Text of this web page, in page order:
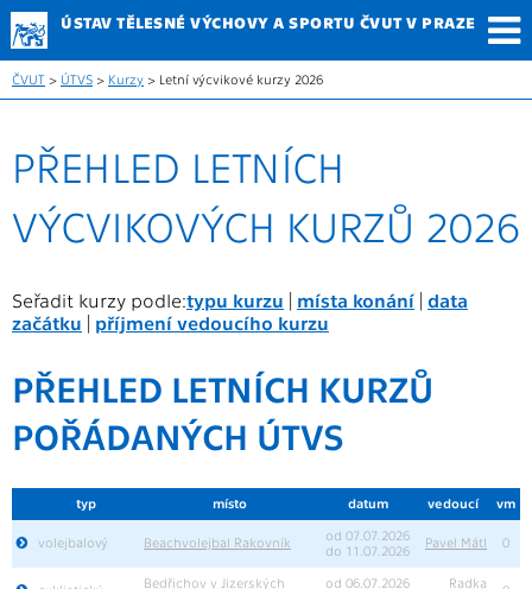
ÚSTAV TĚLESNÉ VÝCHOVY A SPORTU ČVUT V PRAZE
ČVUT > ÚTVS > Kurzy > Letní výcvikové kurzy 2026
PŘEHLED LETNÍCH
VÝCVIKOVÝCH KURZŮ 2026
Seřadit kurzy podle:typu kurzu | místa konání | data
začátku | příjmení vedoucího kurzu
PŘEHLED LETNÍCH KURZŮ
POŘÁDANÝCH ÚTVS
typ místo datum vedoucí vm
volejbalový Beachvolejbal Rakovník
od 07.07.2026
do 11.07.2026
Pavel Mátl 0
Bedřichov v Jizerských
od 06.07.2026
Radka